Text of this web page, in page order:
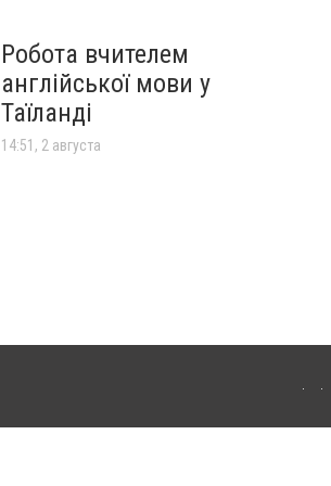
Робота вчителем
англійської мови у
Таїланді
14:51, 2 августа